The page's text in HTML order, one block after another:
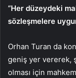
“Her düzeydeki
sözleşmelere
Orhan Turan da
geniş yer vererek,
olması için